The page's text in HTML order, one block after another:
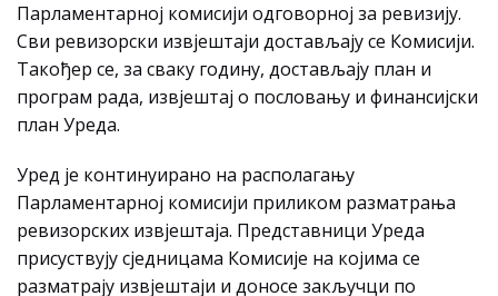
Парламентарној комисији одговорној за ревизију.
Сви ревизорски извјештаји достављају се Комисији.
Такођер се, за сваку годину, достављају план и
програм рада, извјештај о пословању и финансијски
план Уреда.
Уред је континуирано на располагању
Парламентарној комисији приликом разматрања
ревизорских извјештаја. Представници Уреда
присуствују сједницама Комисије на којима се
разматрају извјештаји и доносе закључци по